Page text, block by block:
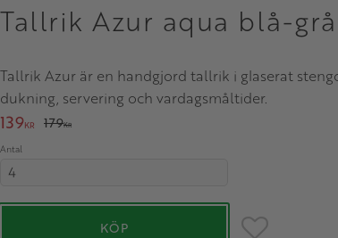
Tallrik Azur aqua blå-
Tallrik Azur är en handgjord tallrik i glaserat
dukning, servering och vardagsmåltider.
Nedsatt pris:
139KR Ordinarie pris:
179KR
Antal
Säljs i multiplar av 4. Minst 4.
KÖP Lägg till i